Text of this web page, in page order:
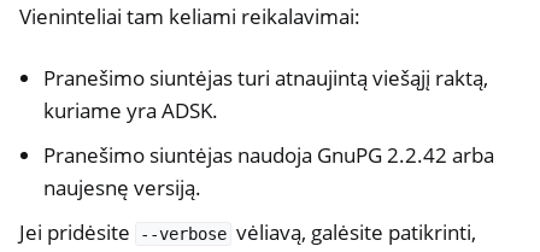
Vieninteliai tam keliami reikalavimai:
Pranešimo siuntėjas turi atnaujintą viešąjį raktą,
kuriame yra ADSK.
Pranešimo siuntėjas naudoja GnuPG 2.2.42 arba
naujesnę versiją.
Jei pridėsite
--verbose vėliavą, galėsite patikrinti,